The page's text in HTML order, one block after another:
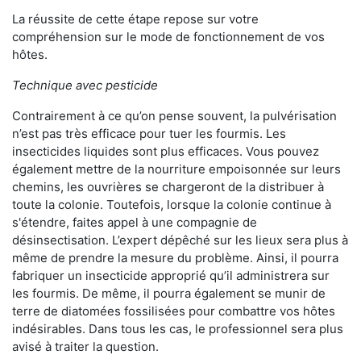
La réussite de cette étape repose sur votre
compréhension sur le mode de fonctionnement de vos
hôtes.
Technique avec pesticide
Contrairement à ce qu’on pense souvent, la pulvérisation
n’est pas très efficace pour tuer les fourmis. Les
insecticides liquides sont plus efficaces. Vous pouvez
également mettre de la nourriture empoisonnée sur leurs
chemins, les ouvrières se chargeront de la distribuer à
toute la colonie. Toutefois, lorsque la colonie continue à
s'étendre, faites appel à une compagnie de
désinsectisation. L’expert dépêché sur les lieux sera plus à
même de prendre la mesure du problème. Ainsi, il pourra
fabriquer un insecticide approprié qu’il administrera sur
les fourmis. De même, il pourra également se munir de
terre de diatomées fossilisées pour combattre vos hôtes
indésirables. Dans tous les cas, le professionnel sera plus
avisé à traiter la question.